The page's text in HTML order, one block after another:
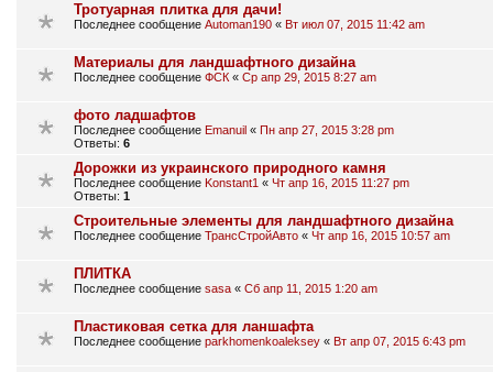
Тротуарная плитка для дачи!
Последнее сообщение Automan190 « Вт июл 07, 2015 11:42 am
Материалы для ландшафтного дизайна
Последнее сообщение ФСК « Ср апр 29, 2015 8:27 am
фото ладшафтов
Последнее сообщение Emanuil « Пн апр 27, 2015 3:28 pm
Ответы: 6
Дорожки из украинского природного камня
Последнее сообщение Konstant1 « Чт апр 16, 2015 11:27 pm
Ответы: 1
Строительные элементы для ландшафтного дизайна
Последнее сообщение ТрансСтройАвто « Чт апр 16, 2015 10:57 am
ПЛИТКА
Последнее сообщение sasa « Сб апр 11, 2015 1:20 am
Пластиковая сетка для ланшафта
Последнее сообщение parkhomenkoaleksey « Вт апр 07, 2015 6:43 pm